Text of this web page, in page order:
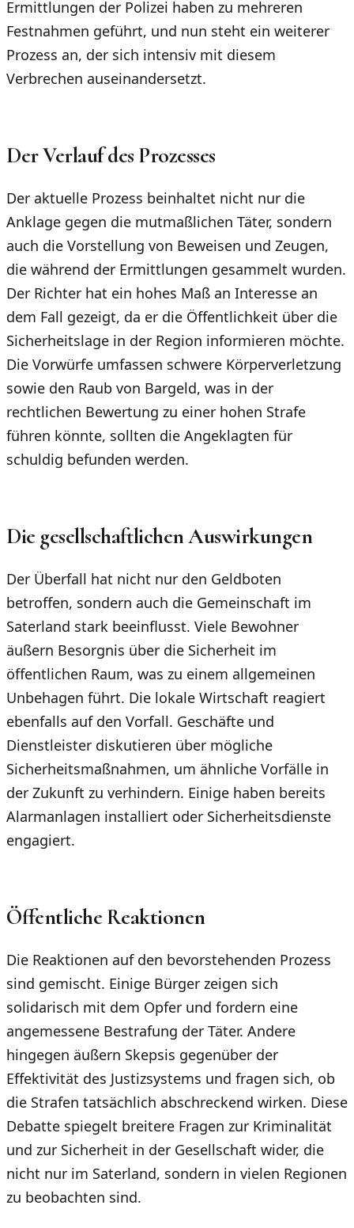
Ermittlungen der Polizei haben zu mehreren
Festnahmen geführt, und nun steht ein weiterer
Prozess an, der sich intensiv mit diesem
Verbrechen auseinandersetzt.
Der Verlauf des Prozesses
Der aktuelle Prozess beinhaltet nicht nur die
Anklage gegen die mutmaßlichen Täter, sondern
auch die Vorstellung von Beweisen und Zeugen,
die während der Ermittlungen gesammelt wurden.
Der Richter hat ein hohes Maß an Interesse an
dem Fall gezeigt, da er die Öffentlichkeit über die
Sicherheitslage in der Region informieren möchte.
Die Vorwürfe umfassen schwere Körperverletzung
sowie den Raub von Bargeld, was in der
rechtlichen Bewertung zu einer hohen Strafe
führen könnte, sollten die Angeklagten für
schuldig befunden werden.
Die gesellschaftlichen Auswirkungen
Der Überfall hat nicht nur den Geldboten
betroffen, sondern auch die Gemeinschaft im
Saterland stark beeinflusst. Viele Bewohner
äußern Besorgnis über die Sicherheit im
öffentlichen Raum, was zu einem allgemeinen
Unbehagen führt. Die lokale Wirtschaft reagiert
ebenfalls auf den Vorfall. Geschäfte und
Dienstleister diskutieren über mögliche
Sicherheitsmaßnahmen, um ähnliche Vorfälle in
der Zukunft zu verhindern. Einige haben bereits
Alarmanlagen installiert oder Sicherheitsdienste
engagiert.
Öffentliche Reaktionen
Die Reaktionen auf den bevorstehenden Prozess
sind gemischt. Einige Bürger zeigen sich
solidarisch mit dem Opfer und fordern eine
angemessene Bestrafung der Täter. Andere
hingegen äußern Skepsis gegenüber der
Effektivität des Justizsystems und fragen sich, ob
die Strafen tatsächlich abschreckend wirken. Diese
Debatte spiegelt breitere Fragen zur Kriminalität
und zur Sicherheit in der Gesellschaft wider, die
nicht nur im Saterland, sondern in vielen Regionen
zu beobachten sind.